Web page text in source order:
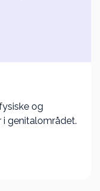
og
i genitalområdet.